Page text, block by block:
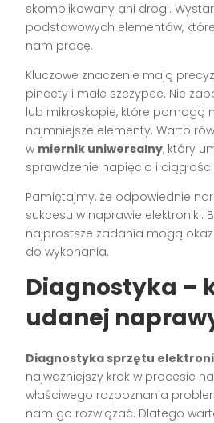
skomplikowany ani drogi.
podstawowych elementów,
nam pracę.
Kluczowe znaczenie mają
pincety i małe szczypce. Nie
lub mikroskopie, które pomogą
najmniejsze elementy. Warto
w miernik uniwersalny, który
sprawdzenie napięcia i
Pamiętajmy, że odpowiednie
sukcesu w naprawie elektroniki.
najprostsze zadania mogą
do wykonania.
Diagnostyka –
udanej
Diagnostyka sprzętu
najważniejszy krok w procesie
właściwego rozpoznania
nam go rozwiązać. Dlatego